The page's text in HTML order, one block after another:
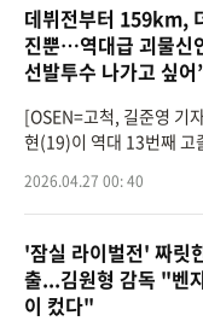
데뷔전부터 159km,
진뿐…역대급 괴물신
선발투수 나가고 싶
[OSEN=고척, 길준영 기
현(19)이 역대 13번째 고
성 라이온즈와의
2026.04.27 00: 40
'잠실 라이벌전' 짜릿
출...김원형 감독 "벤
이 컸다"